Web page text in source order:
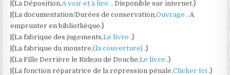
|{La Déposition,A voir et à lire.. Disponible sur internet.}
|{La documentation/Durées de conservation,Ouvrage. A
emprunter en bibliothèque.}
|{La fabrique des jugements,Le livre.}
|{La fabrique du monstre,(la couverture).}
|{La Fille Derrière le Rideau de Douche,Le livre.}
|{La fonction réparatrice de la répression pénale,Clicker Ici.}